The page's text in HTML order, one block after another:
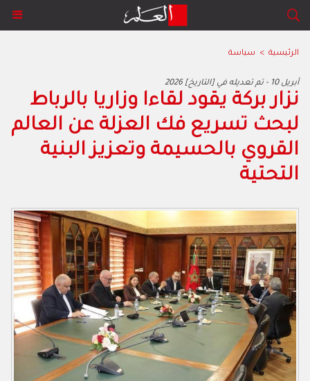
الرئيسية > سياسة
2026 أبريل 10 - تم تعديله في [التاريخ]
نزار بركة يقود لقاءا وزاريا بالرباط
لبحث تسريع فك العزلة عن العالم
القروي بالحسيمة وتعزيز البنية
التحتية